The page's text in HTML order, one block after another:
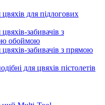
для підлогових
забивачів з
обоймою
забивачів з прямою
для цвяхів пістолетів